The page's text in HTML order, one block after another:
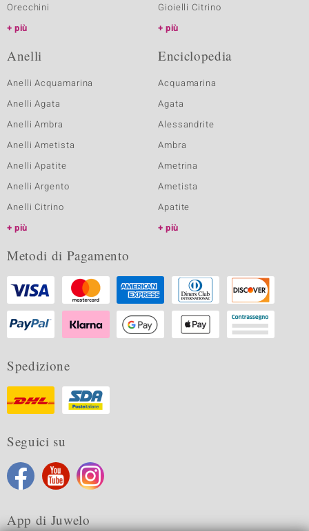
Orecchini
più
Gioielli Citrino
più
Anelli
Anelli Acquamarina
Anelli Agata
Anelli Ambra
Anelli Ametista
Anelli Apatite
Anelli Argento
Anelli Citrino
più
Enciclopedia
Acquamarina
Agata
Alessandrite
Ambra
Ametrina
Ametista
Apatite
più
Metodi di Pagamento
Spedizione
Seguici su
App di Juwelo